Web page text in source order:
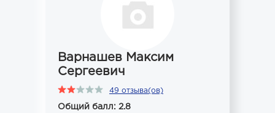
Варнашев Максим
Сергеевич
49 отзыва(ов)
Общий балл: 2.8